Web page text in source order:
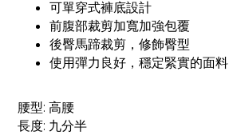
可單穿式褲底設計
前腹部裁剪加寬加強包覆
後臀馬蹄裁剪，修飾臀型
使用彈力良好，穩定緊實的面料
腰型: 高腰
長度: 九分半